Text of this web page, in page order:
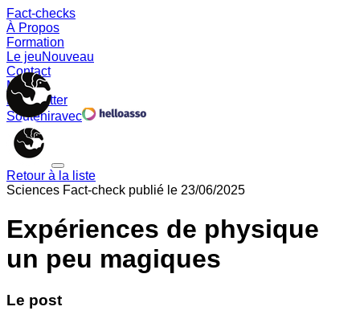
Fact-checks
À Propos
Formation
Le jeuNouveau
Contact
Memes
Newsletter
Souteniravec
Retour à la liste
Sciences Fact-check publié le 23/06/2025
Expériences de physique
un peu magiques
Le post